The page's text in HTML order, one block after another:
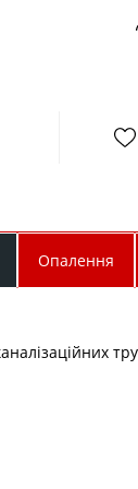
Опалення